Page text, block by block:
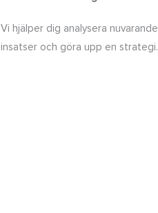
Vi hjälper dig analysera nuvarande
insatser och göra upp en strategi.